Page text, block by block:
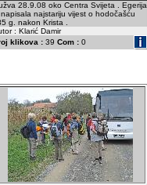
28.9.08 oko Centra Svijeta . Egerija
najstariju vijest o hodočašću
g. nakon Krista .
: Klarić Damir
klikova : 39 Com : 0